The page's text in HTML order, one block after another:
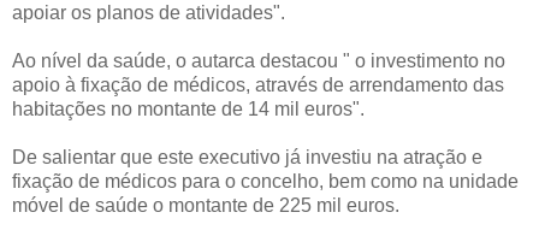
apoiar os planos de atividades".
Ao nível da saúde, o autarca destacou " o investimento no
apoio à fixação de médicos, através de arrendamento das
habitações no montante de 14 mil euros".
De salientar que este executivo já investiu na atração e
fixação de médicos para o concelho, bem como na unidade
móvel de saúde o montante de 225 mil euros.